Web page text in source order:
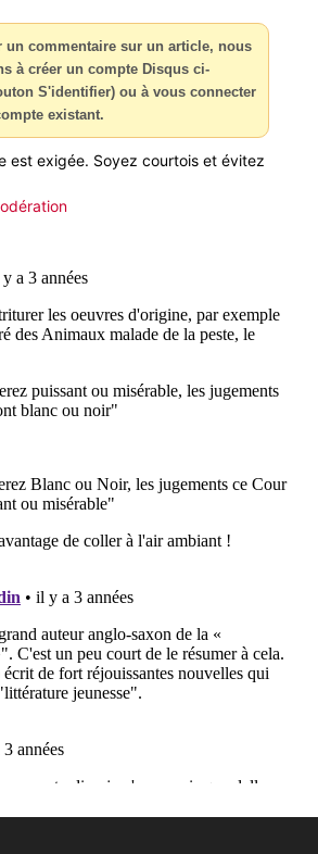
un commentaire sur un article, nous
à créer un compte Disqus ci-
S'identifier) ou à vous connecter
existant.
est exigée. Soyez courtois et évitez